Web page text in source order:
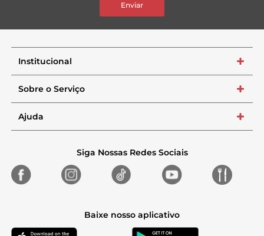
Enviar
Institucional +
Sobre o Serviço +
Ajuda +
Siga Nossas Redes Sociais
Baixe nosso aplicativo